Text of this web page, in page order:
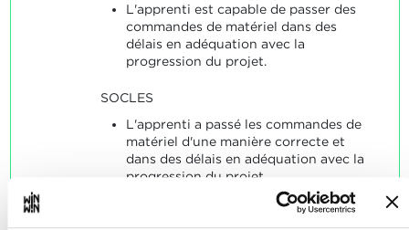
L'apprenti est capable de passer des
commandes de matériel dans des
délais en adéquation avec la
progression du projet.
SOCLES
L'apprenti a passé les commandes de
matériel d'une manière correcte et
dans des délais en adéquation avec la
progression du projet.